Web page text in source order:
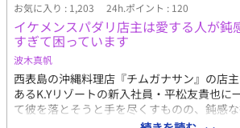
お気に入り : 1,203 24h.ポイント : 120
イケメンスパダリ店主は愛する人が鈍
すぎて困っています
波木真帆
西表島の沖縄料理店『チムガナサン』の店
あるK.Yリゾートの新入社員・平松友貴也に
て彼を落とそうと手を尽くすものの、鈍感
気づいてくれない。それどころか無防備な姿